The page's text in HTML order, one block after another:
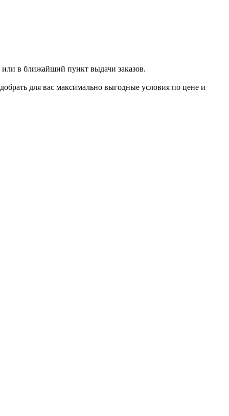
в ближайший пункт выдачи заказов.
для вас максимально выгодные условия по цене и